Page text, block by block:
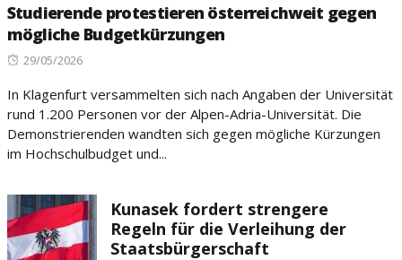
Studierende protestieren österreichweit gegen
mögliche Budgetkürzungen
Posted
29/05/2026
In Klagenfurt versammelten sich nach Angaben der Universität
rund 1.200 Personen vor der Alpen-Adria-Universität. Die
Demonstrierenden wandten sich gegen mögliche Kürzungen
im Hochschulbudget und...
Kunasek fordert strengere
Regeln für die Verleihung der
Staatsbürgerschaft